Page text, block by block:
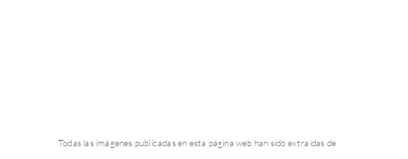
Todas las imágenes publicadas en esta página web han sido extraídas de